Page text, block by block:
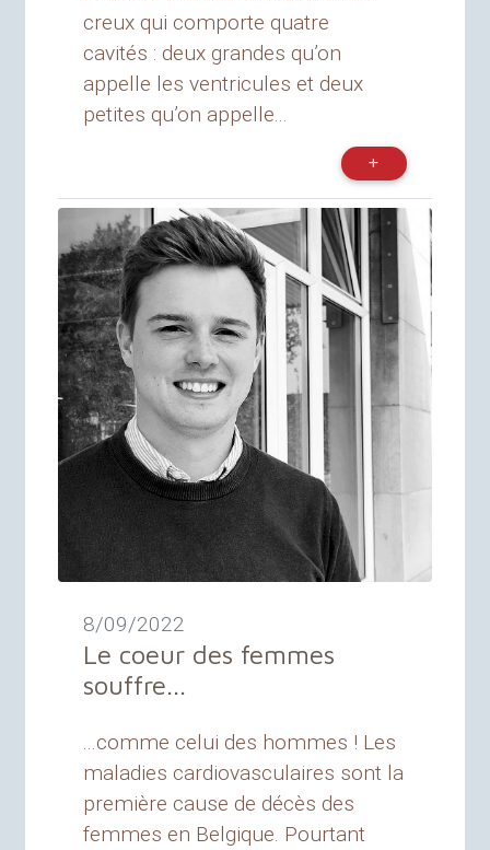
creux qui comporte quatre
cavités : deux grandes qu’on
appelle les ventricules et deux
petites qu’on appelle...
8/09/2022
Le coeur des femmes
souffre...
...comme celui des hommes ! Les
maladies cardiovasculaires sont la
première cause de décès des
femmes en Belgique. Pourtant